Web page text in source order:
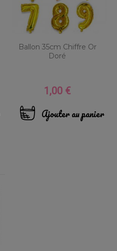
Ballon 35cm Chiffre Or
Doré
Prix
1,00 €
Ajouter au panier